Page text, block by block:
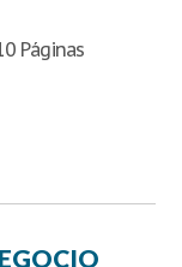
Páginas